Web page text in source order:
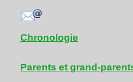
Chronologie
Parents et grand-